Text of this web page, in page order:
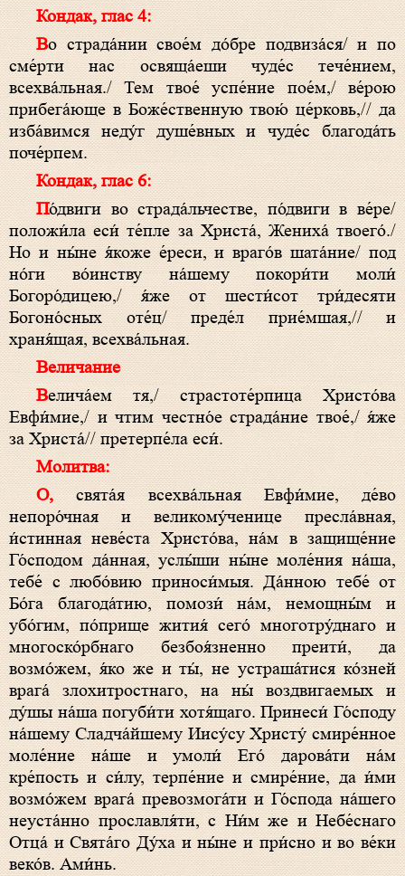
Кондак, глас 4:
Во страда́нии свое́м до́бре подвиза́ся/ и по
сме́рти нас освяща́еши чуде́с тече́нием,
всехва́льная./ Тем твое́ успе́ние пое́м,/ ве́рою
прибега́юще в Боже́ственную твою́ це́рковь,// да
изба́вимся неду́г душе́вных и чуде́с благода́ть
поче́рпем.
Кондак, глас 6:
По́двиги во страда́льчестве, по́двиги в ве́ре/
положи́ла еси́ те́пле за Христа́, Жениха́ твоего́./
Но и ны́не я́коже е́реси, и враго́в шата́ние/ под
но́ги во́инству на́шему покори́ти моли́
Богоро́дицею,/ я́же от шести́сот три́десяти
Богоно́сных оте́ц/ преде́л прие́мшая,// и
храня́щая, всехва́льная.
Величание
Велича́ем тя,/ страстоте́рпица Христо́ва
Евфи́мие,/ и чтим честно́е страда́ние твое́,/ я́же
за Христа́// претерпе́ла еси́.
Молитва:
О, свята́я всехва́льная Евфи́мие, де́во
непоро́чная и великому́ченице пресла́вная,
и́стинная неве́ста Христо́ва, на́м в защище́ние
Го́сподом да́нная, услы́ши ны́не моле́ния на́ша,
тебе́ с любо́вию приноси́мыя. Да́нною тебе́ от
Бо́га благода́тию, помози́ на́м, немощны́м и
убо́гим, по́прище жития́ сего́ многотру́днаго и
многоско́рбнаго безбоя́зненно преити́, да
возмо́жем, я́ко же и ты́, не устраша́тися ко́зней
врага́ злохитростнаго, на ны́ воздвигаемых и
ду́шы на́ша погуби́ти хотя́щаго. Принеси́ Го́споду
на́шему Сладча́йшему Иису́су Христу́ смире́нное
моле́ние на́ше и умоли́ Его́ дарова́ти на́м
кре́пость и си́лу, терпе́ние и смире́ние, да и́ми
возмо́жем врага́ превозмога́ти и Го́спода на́шего
неуста́нно прославля́ти, с Ни́м же и Небе́снаго
Отца́ и Свята́го Ду́ха и ны́не и при́сно и во ве́ки
веко́в. Ами́нь.